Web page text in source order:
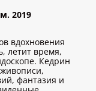
2019
вдохновения
летит время,
Кедрин
фантазия и